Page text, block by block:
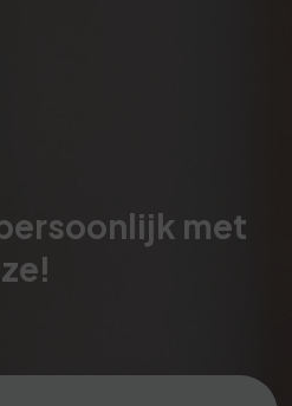
met